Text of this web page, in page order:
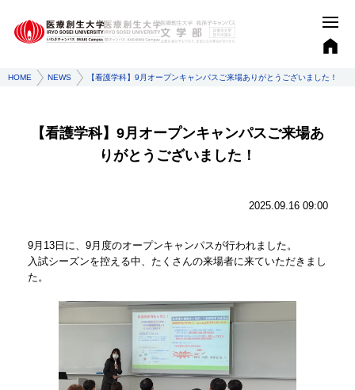
HOME NEWS 【看護学科】9月オープンキャンパスご来場ありがとうございました！
【看護学科】9月オープンキャンパスご来場あ
りがとうございました！
2025.09.16 09:00
9月13日に、9月度のオープンキャンパスが行われました。
入試シーズンを控える中、たくさんの来場者に来ていただきまし
た。